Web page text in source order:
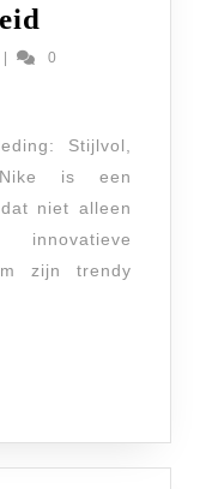
Nike
en
voor
elke
fair-
|
0
Stijlvol,
is een
niet alleen
zijn trendy